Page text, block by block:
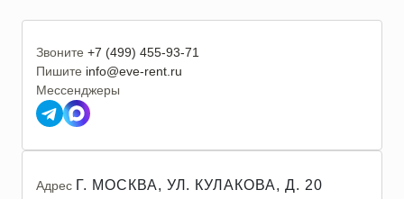
Звоните +7 (499) 455-93-71
Пишите info@eve-rent.ru
Мессенджеры
Адрес Г. МОСКВА, УЛ. КУЛАКОВА, Д. 20